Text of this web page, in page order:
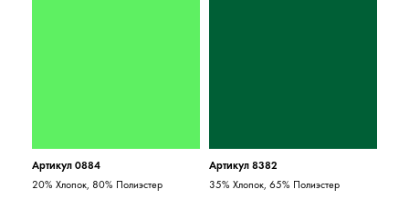
Артикул 0884
20% Хлопок, 80% Полиэстер
Артикул 8382
35% Хлопок, 65% Полиэстер